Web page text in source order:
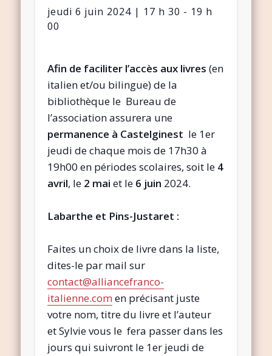
jeudi 6 juin 2024 | 17 h 30 - 19 h
00
Afin de faciliter l’accès aux livres (en
italien et/ou bilingue) de la
bibliothèque le Bureau de
l’association assurera une
permanence à Castelginest le 1er
jeudi de chaque mois de 17h30 à
19h00 en périodes scolaires, soit le 4
avril, le 2 mai et le 6 juin 2024.
Labarthe et Pins-Justaret :
Faites un choix de livre dans la liste,
dites-le par mail sur
contact@alliancefranco-
italienne.com en précisant juste
votre nom, titre du livre et l’auteur
et Sylvie vous le fera passer dans les
jours qui suivront le 1er jeudi de